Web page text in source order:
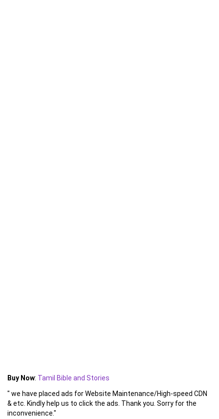
Buy Now: Tamil Bible and Stories
" we have placed ads for Website Maintenance/High-speed CDN
& etc. Kindly help us to click the ads. Thank you. Sorry for the
inconvenience."